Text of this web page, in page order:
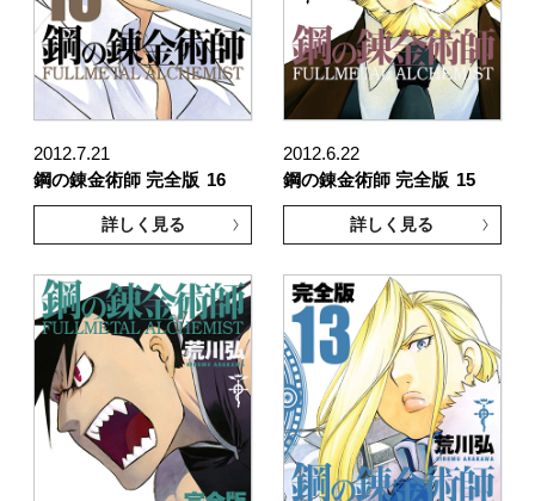
2012.7.21
鋼の錬金術師 完全版 16
詳しく見る
2012.6.22
鋼の錬金術師 完全版 15
詳しく見る